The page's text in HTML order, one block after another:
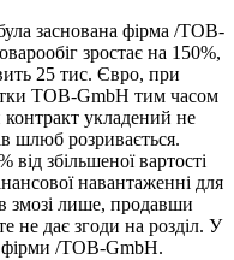
заснована фірма /ТОВ-
зростає на 150%,
25 тис. Євро, при
ТОВ-GmbH тим часом
укладений не
шлюб розривається.
збільшеної вартості
навантаженні для
змозі лише, продавши
не дає згоди на розділ. У
фірми /ТОВ-GmbH.